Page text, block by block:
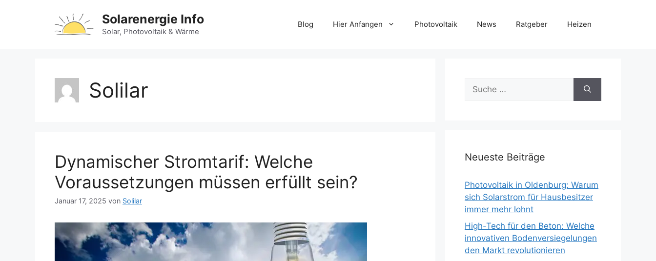
Solarenergie Info
Solar, Photovoltaik & Wärme
Blog Hier Anfangen Photovoltaik News Ratgeber Heizen
Solilar
Dynamischer Stromtarif: Welche
Voraussetzungen müssen erfüllt sein?
Januar 17, 2025 von Solilar
Suche
nach:
Neueste Beiträge
Photovoltaik in Oldenburg: Warum
sich Solarstrom für Hausbesitzer
immer mehr lohnt
High-Tech für den Beton: Welche
innovativen Bodenversiegelungen
den Markt revolutionieren